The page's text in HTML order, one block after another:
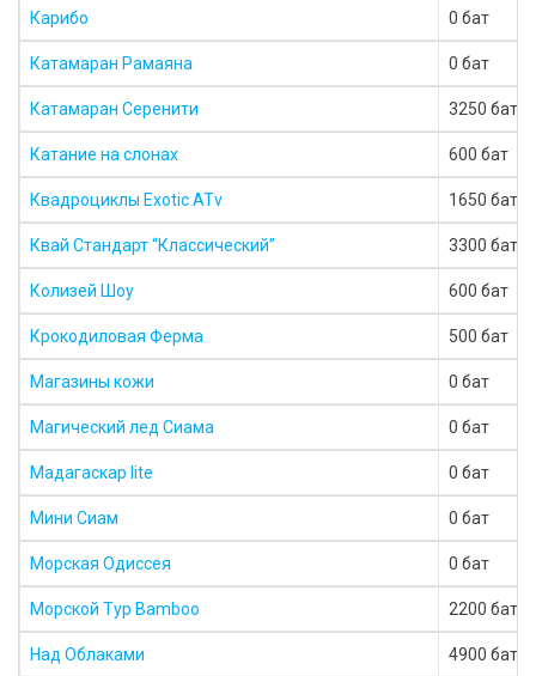
Карибо 0 бат
Катамаран Рамаяна 0 бат
Катамаран Серенити 3250 бат
Катание на слонах 600 бат
Квадроциклы Exotic ATv 1650 бат
Квай Стандарт “Классический” 3300 бат
Колизей Шоу 600 бат
Крокодиловая Ферма 500 бат
Магазины кожи 0 бат
Магический лед Сиама 0 бат
Мадагаскар lite 0 бат
Мини Сиам 0 бат
Морская Одиссея 0 бат
Морской Тур Bamboo 2200 бат
Над Облаками 4900 бат